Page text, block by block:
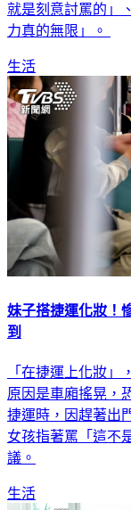
就是刻意討罵的」
力真的無限」。
生活
妹子搭捷運化妝！
到
「在捷運上化妝
原因是車廂搖晃，
捷運時，因趕著出
女孩指著罵「這不
議。
生活